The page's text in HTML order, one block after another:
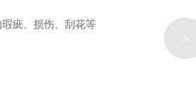
疵、损伤、刮花等
>